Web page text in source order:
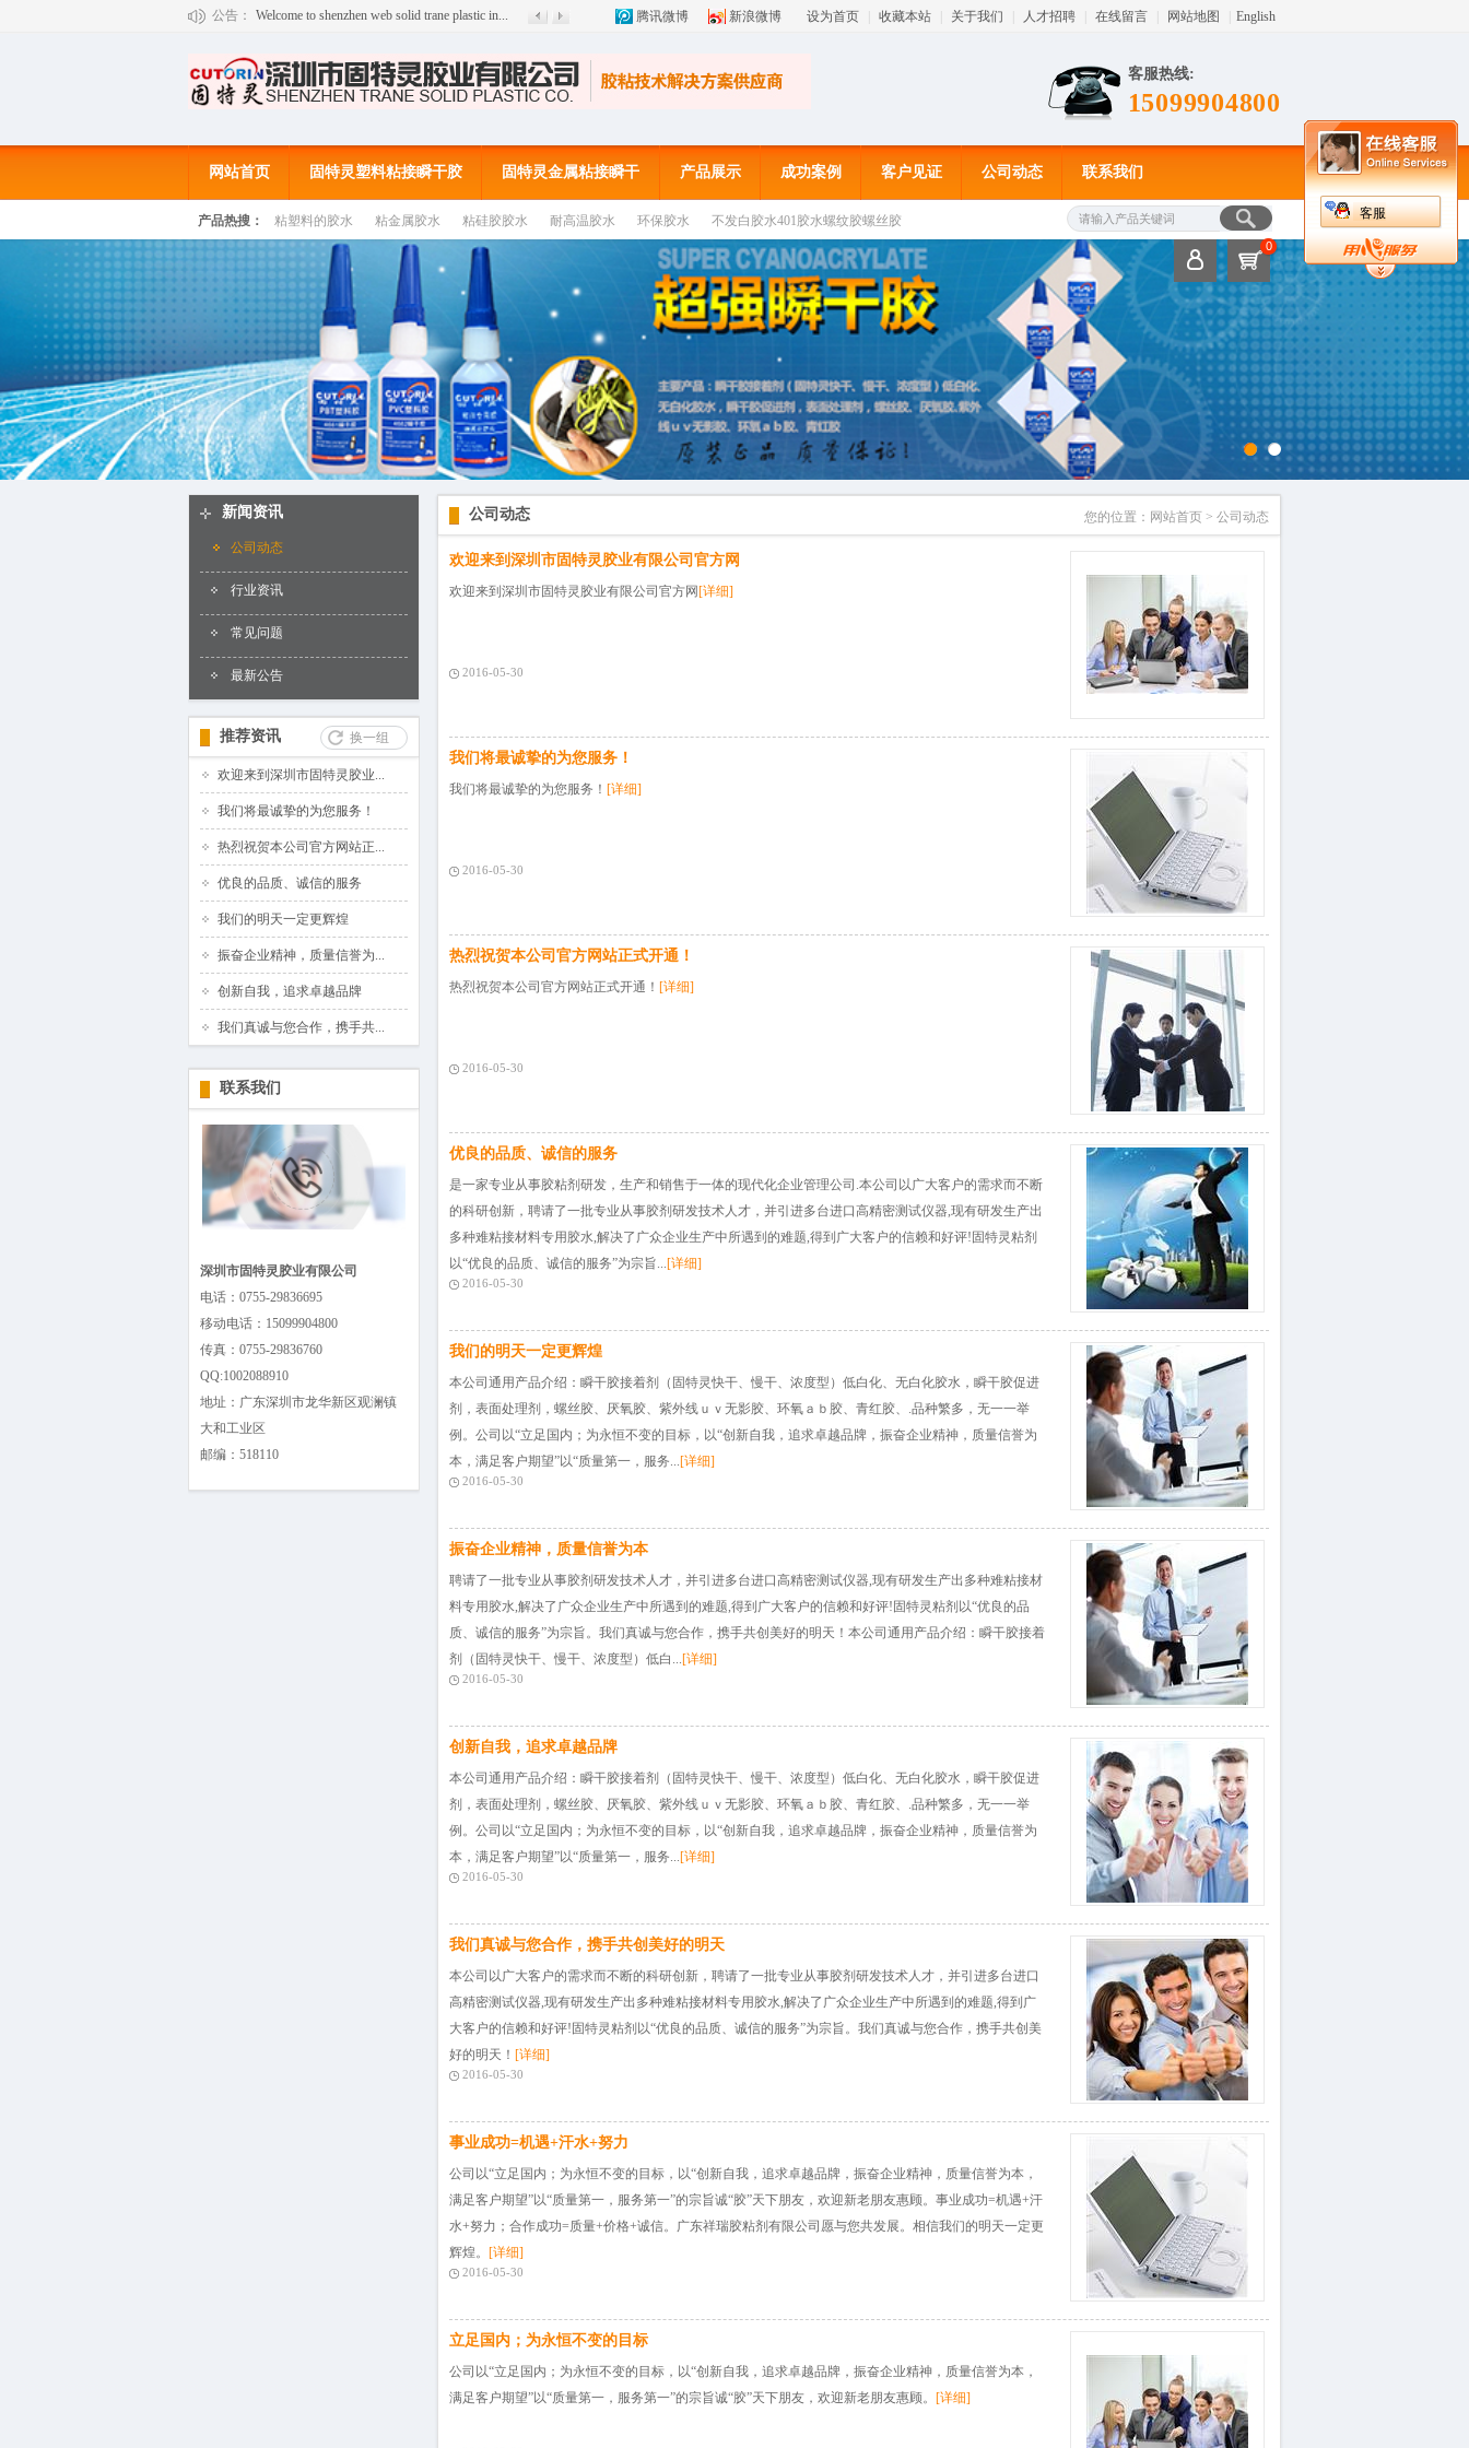
客服
公告：
欢迎来到深圳市固特灵胶业有限公司官方网
腾讯微博 新浪微博 设为首页 收藏本站 关于我们 人才招聘 在线留言 网站地图 English
客服热线:
15099904800
网站首页 固特灵塑料粘接瞬干胶 固特灵金属粘接瞬干 产品展示 成功案例 客户见证 公司动态 联系我们
产品热搜： 粘塑料的胶水 粘金属胶水 粘硅胶胶水 耐高温胶水 环保胶水 不发白胶水401胶水螺纹胶螺丝胶
0
百叶窗图片载入中
新闻资讯
公司动态
行业资讯
常见问题
最新公告
换一组
推荐资讯
欢迎来到深圳市固特灵胶业...
我们将最诚挚的为您服务！
热烈祝贺本公司官方网站正...
优良的品质、诚信的服务
我们的明天一定更辉煌
振奋企业精神，质量信誉为...
创新自我，追求卓越品牌
我们真诚与您合作，携手共...
联系我们
深圳市固特灵胶业有限公司
电话：0755-29836695
移动电话：15099904800
传真：0755-29836760
QQ:1002088910
地址：广东深圳市龙华新区观澜镇
大和工业区
邮编：518110
您的位置： 网站首页 > 公司动态
公司动态
欢迎来到深圳市固特灵胶业有限公司官方网
欢迎来到深圳市固特灵胶业有限公司官方网 [详细]
2016-05-30
我们将最诚挚的为您服务！
我们将最诚挚的为您服务！ [详细]
2016-05-30
热烈祝贺本公司官方网站正式开通！
热烈祝贺本公司官方网站正式开通！ [详细]
2016-05-30
优良的品质、诚信的服务
是一家专业从事胶粘剂研发，生产和销售于一体的现代化企业管理公司.本公司以广大客户的需求而不断
的科研创新，聘请了一批专业从事胶剂研发技术人才，并引进多台进口高精密测试仪器,现有研发生产出
多种难粘接材料专用胶水,解决了广众企业生产中所遇到的难题,得到广大客户的信赖和好评!固特灵粘剂
以“优良的品质、诚信的服务”为宗旨...[详细]
2016-05-30
我们的明天一定更辉煌
本公司通用产品介绍：瞬干胶接着剂（固特灵快干、慢干、浓度型）低白化、无白化胶水，瞬干胶促进
剂，表面处理剂，螺丝胶、厌氧胶、紫外线ｕｖ无影胶、环氧ａｂ胶、青红胶、.品种繁多，无一一举
例。公司以“立足国内；为永恒不变的目标，以“创新自我，追求卓越品牌，振奋企业精神，质量信誉为
本，满足客户期望”以“质量第一，服务...[详细]
2016-05-30
振奋企业精神，质量信誉为本
聘请了一批专业从事胶剂研发技术人才，并引进多台进口高精密测试仪器,现有研发生产出多种难粘接材
料专用胶水,解决了广众企业生产中所遇到的难题,得到广大客户的信赖和好评!固特灵粘剂以“优良的品
质、诚信的服务”为宗旨。我们真诚与您合作，携手共创美好的明天！本公司通用产品介绍：瞬干胶接着
剂（固特灵快干、慢干、浓度型）低白...[详细]
2016-05-30
创新自我，追求卓越品牌
本公司通用产品介绍：瞬干胶接着剂（固特灵快干、慢干、浓度型）低白化、无白化胶水，瞬干胶促进
剂，表面处理剂，螺丝胶、厌氧胶、紫外线ｕｖ无影胶、环氧ａｂ胶、青红胶、.品种繁多，无一一举
例。公司以“立足国内；为永恒不变的目标，以“创新自我，追求卓越品牌，振奋企业精神，质量信誉为
本，满足客户期望”以“质量第一，服务...[详细]
2016-05-30
我们真诚与您合作，携手共创美好的明天
本公司以广大客户的需求而不断的科研创新，聘请了一批专业从事胶剂研发技术人才，并引进多台进口
高精密测试仪器,现有研发生产出多种难粘接材料专用胶水,解决了广众企业生产中所遇到的难题,得到广
大客户的信赖和好评!固特灵粘剂以“优良的品质、诚信的服务”为宗旨。我们真诚与您合作，携手共创美
好的明天！ [详细]
2016-05-30
事业成功=机遇+汗水+努力
公司以“立足国内；为永恒不变的目标，以“创新自我，追求卓越品牌，振奋企业精神，质量信誉为本，
满足客户期望”以“质量第一，服务第一”的宗旨诚“胶”天下朋友，欢迎新老朋友惠顾。事业成功=机遇+汗
水+努力；合作成功=质量+价格+诚信。广东祥瑞胶粘剂有限公司愿与您共发展。相信我们的明天一定更
辉煌。 [详细]
2016-05-30
立足国内；为永恒不变的目标
公司以“立足国内；为永恒不变的目标，以“创新自我，追求卓越品牌，振奋企业精神，质量信誉为本，
满足客户期望”以“质量第一，服务第一”的宗旨诚“胶”天下朋友，欢迎新老朋友惠顾。 [详细]